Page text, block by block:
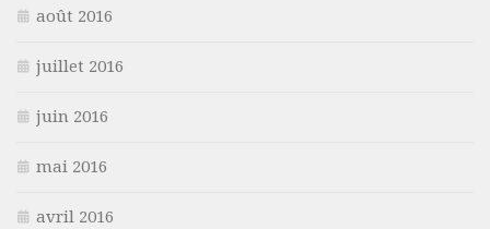
août 2016
juillet 2016
juin 2016
mai 2016
avril 2016